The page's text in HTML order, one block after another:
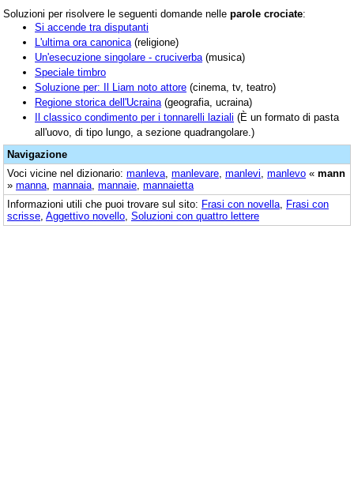
Soluzioni per risolvere le seguenti domande nelle parole crociate:
Si accende tra disputanti
L'ultima ora canonica (religione)
Un'esecuzione singolare - cruciverba (musica)
Speciale timbro
Soluzione per: Il Liam noto attore (cinema, tv, teatro)
Regione storica dell'Ucraina (geografia, ucraina)
Il classico condimento per i tonnarelli laziali (È un formato di pasta
all'uovo, di tipo lungo, a sezione quadrangolare.)
Navigazione
Voci vicine nel dizionario: manleva manlevare manlevi manlevo « mann
» manna mannaia mannaie mannaietta
Informazioni utili che puoi trovare sul sito: Frasi con novella Frasi con
scrisse Aggettivo novello Soluzioni con quattro lettere